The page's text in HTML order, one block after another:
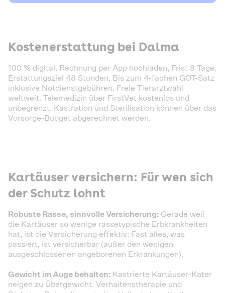
Kostenerstattung bei Dalma
100 % digital. Rechnung per App hochladen, Frist 8 Tage.
Erstattungsziel 48 Stunden. Bis zum 4-fachen GOT-Satz
inklusive Notdienstgebühren. Freie Tierarztwahl
weltweit. Telemedizin über FirstVet kostenlos und
unbegrenzt. Kastration und Sterilisation können über das
Vorsorge-Budget abgerechnet werden.
Kartäuser versichern: Für wen sich
der Schutz lohnt
Robuste Rasse, sinnvolle Versicherung: Gerade weil
die Kartäuser so wenige rassetypische Erbkrankheiten
hat, ist die Versicherung effektiv: Fast alles, was
passiert, ist versicherbar (außer den wenigen
ausgeschlossenen angeborenen Erkrankungen).
Gewicht im Auge behalten: Kastrierte Kartäuser-Kater
neigen zu Übergewicht. Verhaltenstherapie und